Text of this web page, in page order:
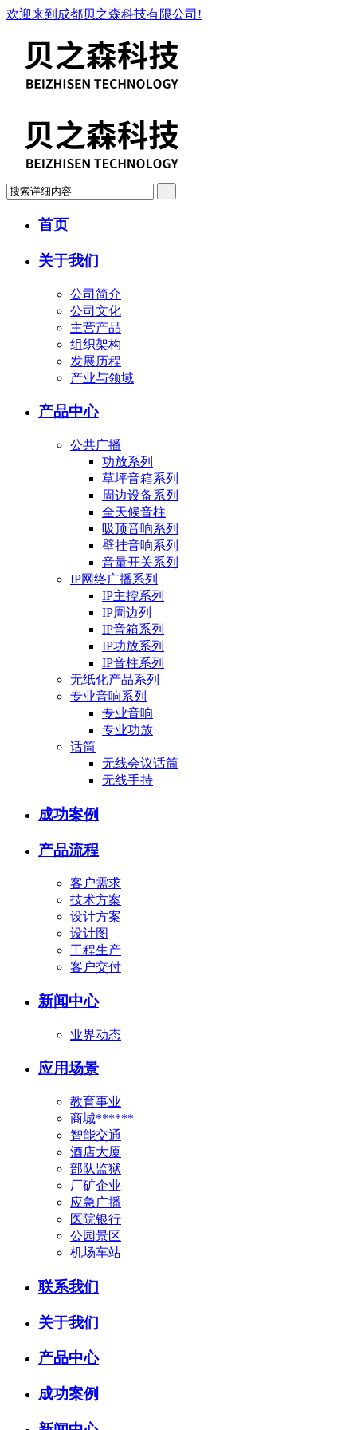
欢迎来到成都贝之森科技有限公司!
首页
关于我们
公司简介
公司文化
主营产品
组织架构
发展历程
产业与领域
产品中心
公共广播
功放系列
草坪音箱系列
周边设备系列
全天候音柱
吸顶音响系列
壁挂音响系列
音量开关系列
IP网络广播系列
IP主控系列
IP周边列
IP音箱系列
IP功放系列
IP音柱系列
无纸化产品系列
专业音响系列
专业音响
专业功放
话筒
无线会议话筒
无线手持
成功案例
产品流程
客户需求
技术方案
设计方案
设计图
工程生产
客户交付
新闻中心
业界动态
应用场景
教育事业
商城******
智能交通
酒店大厦
部队监狱
厂矿企业
应急广播
医院银行
公园景区
机场车站
联系我们
关于我们
产品中心
成功案例